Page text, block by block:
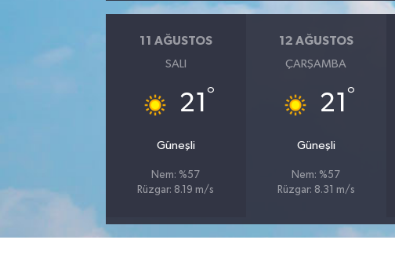
11 AĞUSTOS
SALI
21 °
Güneşli
Nem: %57
Rüzgar: 8.19 m/s
12 AĞUSTOS
ÇARŞAMBA
21 °
Güneşli
Nem: %57
Rüzgar: 8.31 m/s